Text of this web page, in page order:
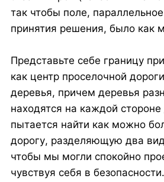
так чтобы поле,
принятия решения, было как
Представьте себе границу
как центр проселочной
деревья, причем деревья
находятся на каждой стороне
пытается найти как можно
дорогу, разделяющую два
чтобы мы могли спокойно
чувствуя себя в